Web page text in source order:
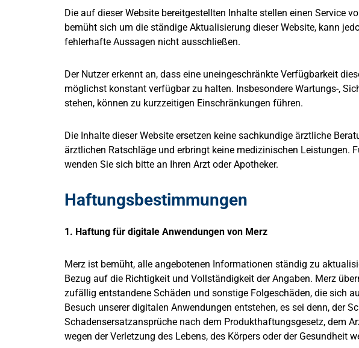
Die auf dieser Website bereitgestellten Inhalte stellen einen Service
bemüht sich um die ständige Aktualisierung dieser Website, kann
fehlerhafte Aussagen nicht ausschließen.
Der Nutzer erkennt an, dass eine uneingeschränkte Verfügbarkeit
möglichst konstant verfügbar zu halten. Insbesondere Wartungs-,
stehen, können zu kurzzeitigen Einschränkungen führen.
Die Inhalte dieser Website ersetzen keine sachkundige ärztliche
ärztlichen Ratschläge und erbringt keine medizinischen Leistungen.
wenden Sie sich bitte an Ihren Arzt oder Apotheker.
Haftungsbestimmungen
1. Haftung für digitale Anwendungen von Merz
Merz ist bemüht, alle angebotenen Informationen ständig zu
Bezug auf die Richtigkeit und Vollständigkeit der Angaben. Merz
zufällig entstandene Schäden und sonstige Folgeschäden, die sich
Besuch unserer digitalen Anwendungen entstehen, es sei denn, der
Schadensersatzansprüche nach dem Produkthaftungsgesetz, dem
wegen der Verletzung des Lebens, des Körpers oder der Gesundheit